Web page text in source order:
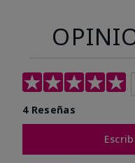
4 Reseñas